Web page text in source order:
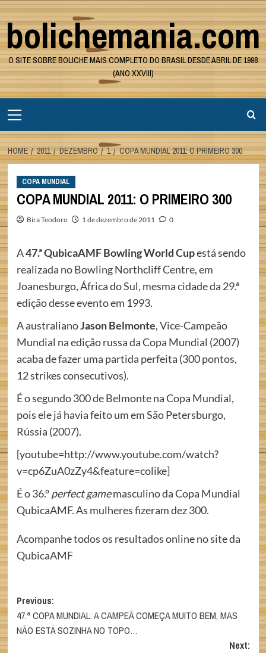
Skip
to
content
bolichemania.com
O SITE SOBRE BOLICHE MAIS COMPLETO DO BRASIL DESDE ABRIL DE 1998
(ANO XXVIII)
Menu
HOME 2011 DEZEMBRO 1 COPA MUNDIAL 2011: O PRIMEIRO 300
COPA MUNDIAL
COPA MUNDIAL 2011: O PRIMEIRO 300
Bira Teodoro 1 de dezembro de 2011 0
A47.ª QubicaAMF Bowling World Cupestá sendo
realizada no Bowling Northcliff Centre, em
Joanesburgo, África do Sul, mesma cidade da 29.ª
edição desse evento em 1993.
A australianoJason Belmonte, Vice-Campeão
Mundial na edição russa da Copa Mundial (2007)
acaba de fazer uma partida perfeita (300 pontos,
12 strikes consecutivos).
É o segundo 300 de Belmonte na Copa Mundial,
pois ele já havia feito um em São Petersburgo,
Rússia (2007).
[youtube=http://www.youtube.com/watch?
v=cp6ZuA0zZy4&feature=colike]
É o 36.ºperfect gamemasculino da Copa Mundial
QubicaAMF. As mulheres fizeram dez 300.
Acompanhe todos os resultados online no site da
QubicaAMF
Post
navigation
Previous:
47.ª COPA MUNDIAL: A CAMPEÃ COMEÇA MUITO BEM, MAS
NÃO ESTÁ SOZINHA NO TOPO…
Next: